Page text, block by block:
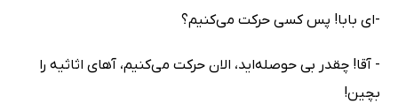
-‌ای بابا! پس کسی حرکت می‌کنیم؟
- آقا! چقدر بی حوصله‌اید، الان حرکت می‌کنیم، آهای اثاثیه را
بچین!